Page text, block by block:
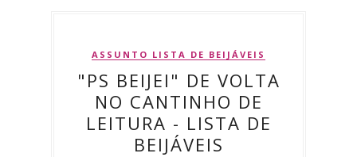
ASSUNTO LISTA DE BEIJÁVEIS
"PS BEIJEI" DE VOLTA
NO CANTINHO DE
LEITURA - LISTA DE
BEIJÁVEIS